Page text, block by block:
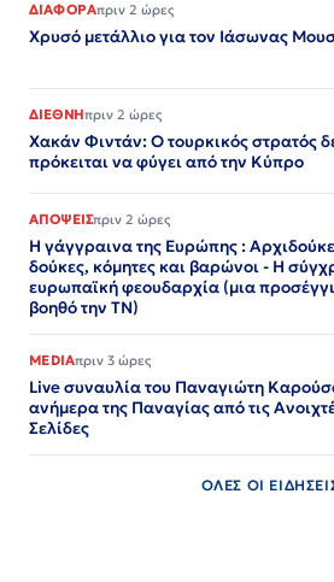
ΔΙΑΦΟΡΑπριν 2 ώρες
Χρυσό μετάλλιο για τον Iάσωνας
ΔΙΕΘΝΗπριν 2 ώρες
Χακάν Φιντάν: Ο τουρκικός στρατός
πρόκειται να φύγει από την Κύπρο
ΑΠΟΨΕΙΣπριν 2 ώρες
Η γάγγραινα της Ευρώπης :
δούκες, κόμητες και βαρώνοι - Η
ευρωπαϊκή φεουδαρχία (μια
βοηθό την ΤΝ)
MEDIAπριν 3 ώρες
Live συναυλία του Παναγιώτη
ανήμερα της Παναγίας από τις
Σελίδες
ΟΛΕΣ ΟΙ